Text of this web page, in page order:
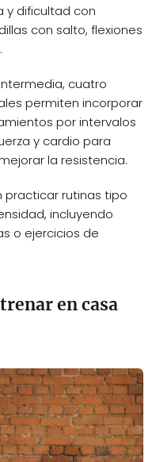
y dificultad con
con salto, flexiones
cuatro
permiten incorporar
por intervalos
y cardio para
la resistencia.
practicar rutinas tipo
incluyendo
o ejercicios de
en casa